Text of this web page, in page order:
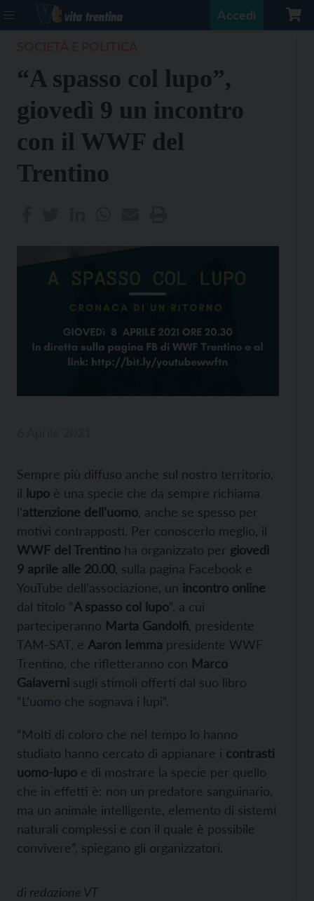
Accedi
“A spasso col lupo”,
giovedì 9 un incontro
con il WWF del
Trentino
Sempre più diffuso anche sul nostro territorio,
il lupo è una specie che da sempre richiama
l’attenzione dell’uomo, anche se spesso per
motivi contrapposti. Per conoscerlo meglio, il
WWF del Trentino ha organizzato per giovedì
9 aprile alle 20.00, sulla pagina Facebook e
YouTube dell’associazione, un incontro online
dal titolo “A spasso col lupo“, a cui
parteciperanno Marta Gandolfi, presidente
TAM-SAT, e Aaron Iemma presidente WWF
Trentino, che rifletteranno con Marco
Galaverni sugli stimoli offerti dal suo libro
“L’uomo che sognava i lupi“.
“Molti di coloro che nel tempo lo hanno
studiato hanno cercato di appianare i contrasti
uomo-lupo e di mostrare la specie per quello
che in effetti è: non un predatore sanguinario,
ma un animale intelligente, elemento di sistemi
naturali complessi e con il quale è possibile
convivere”, spiegano gli organizzatori.
di redazione VT